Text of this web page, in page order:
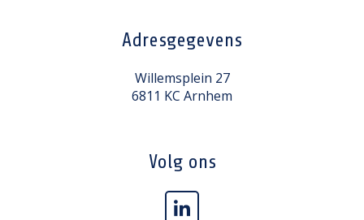
Adresgegevens
Willemsplein 27
6811 KC Arnhem
Volg ons